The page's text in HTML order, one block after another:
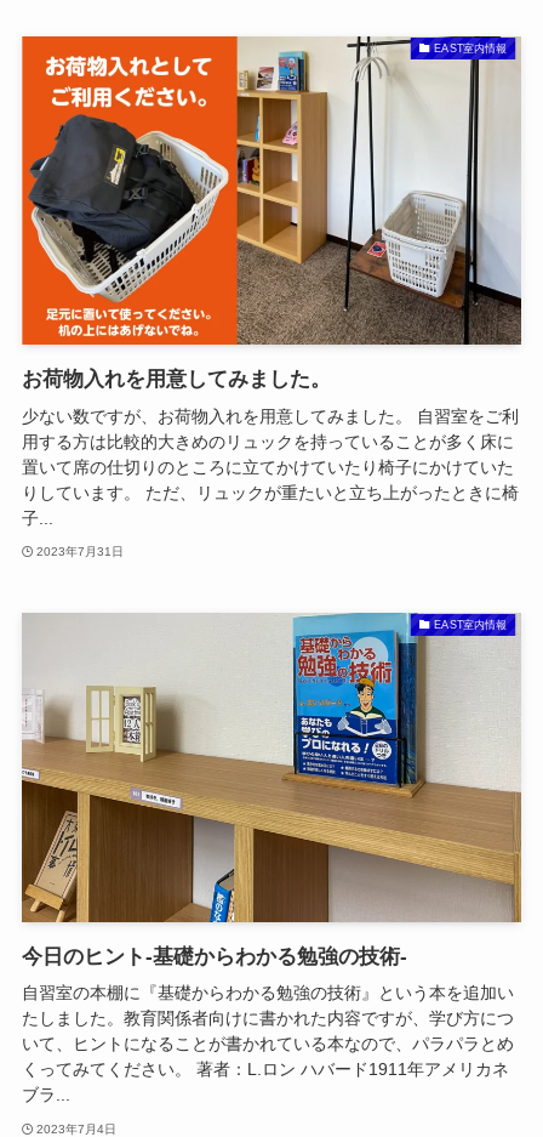
EAST室内情報
お荷物入れを用意してみました。
少ない数ですが、お荷物入れを用意してみました。 自習室をご利
用する方は比較的大きめのリュックを持っていることが多く床に
置いて席の仕切りのところに立てかけていたり椅子にかけていた
りしています。 ただ、リュックが重たいと立ち上がったときに椅
子...
2023年7月31日
EAST室内情報
今日のヒント-基礎からわかる勉強の技術-
自習室の本棚に『基礎からわかる勉強の技術』という本を追加い
たしました。教育関係者向けに書かれた内容ですが、学び方につ
いて、ヒントになることが書かれている本なので、パラパラとめ
くってみてください。 著者：L.ロン ハバード1911年アメリカネ
ブラ...
2023年7月4日